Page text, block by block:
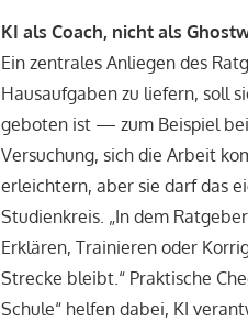
KI als Coach, nicht als
Ein zentrales Anliegen des
Hausaufgaben zu liefern, soll
geboten ist — zum Beispiel
Versuchung, sich die Arbeit
erleichtern, aber sie darf das
Studienkreis. „In dem
Erklären, Trainieren oder
Strecke bleibt.“ Praktische
Schule“ helfen dabei, KI